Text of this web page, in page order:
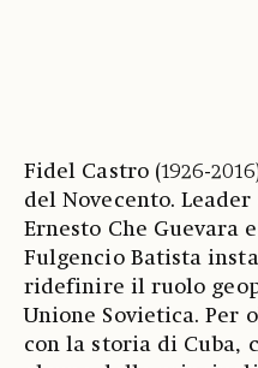
Fidel Castro (1926-
del Novecento.
Ernesto Che Guevara
Fulgencio Batista
ridefinire il ruolo
Unione Sovietica. Per
con la storia di Cuba,